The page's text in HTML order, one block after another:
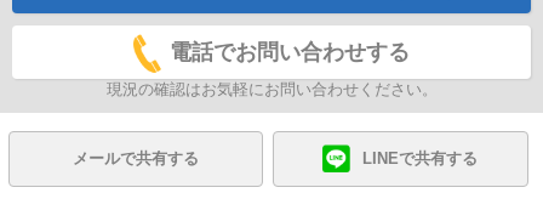
電話でお問い合わせする
現況の確認はお気軽にお問い合わせください。
メールで共有する LINEで共有する